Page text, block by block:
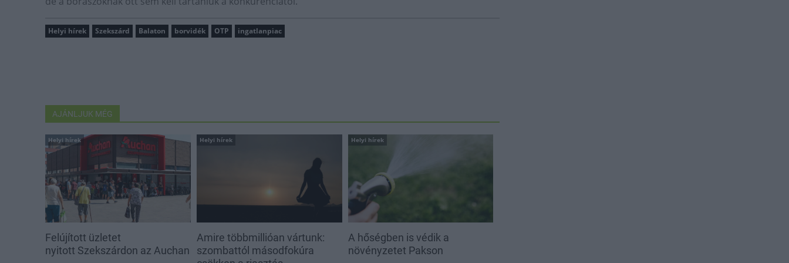
Helyi hírek Szekszárd Balaton borvidék OTP ingatlanpiac
AJÁNLJUK MÉG
Helyi hírek
Felújított üzletet
nyitott Szekszárdon az Auchan
Helyi hírek
Amire többmillióan vártunk:
szombattól másodfokúra
Helyi hírek
A hőségben is védik a
növényzetet Pakson